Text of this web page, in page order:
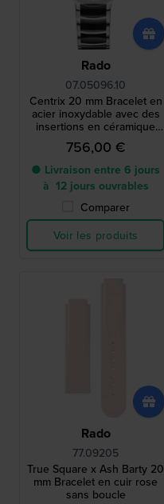
Rado
07.05096.10
Centrix 20 mm Bracelet en
acier inoxydable avec des
insertions en céramique
noir
756,00 €
● Livraison entre 6 jours
à 12 jours ouvrables
Comparer
Voir les produits
Rado
77.09205
True Square x Ash Barty 20
mm Bracelet en cuir rose
sans boucle